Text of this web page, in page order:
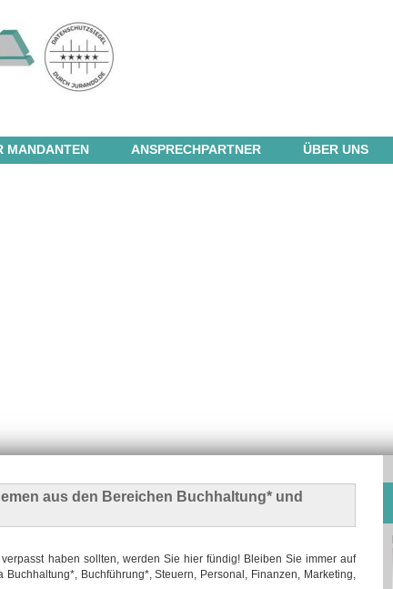
MANDANTEN ANSPRECHPARTNER ÜBER UNS
aus den Bereichen Buchhaltung* und
haben sollten, werden Sie hier fündig! Bleiben Sie immer auf
Buchführung*, Steuern, Personal, Finanzen, Marketing,